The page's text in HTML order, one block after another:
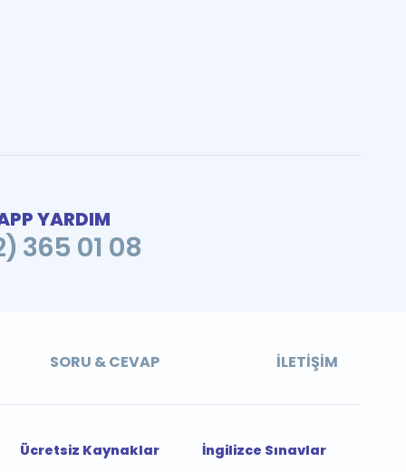
YARDIM
365 01 08
SORU & CEVAP İLETIŞIM
Ücretsiz Kaynaklar
İngilizce Sınavlar